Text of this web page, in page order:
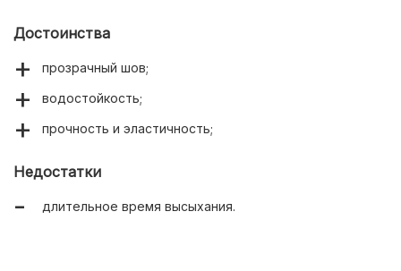
Достоинства
прозрачный шов;
водостойкость;
прочность и эластичность;
Недостатки
длительное время высыхания.